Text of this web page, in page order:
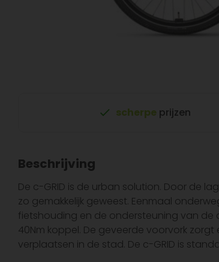
scherpeprijzen
Beschrijving
De c-GRID is de urban solution. Door de
zo gemakkelijk geweest. Eenmaal
fietshouding en de ondersteuning van de
40Nm koppel. De geveerde voorvork
verplaatsen in de stad. De c-GRID is